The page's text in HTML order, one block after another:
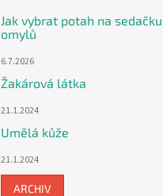
Jak vybrat potah na
omylů
6.7.2026
Žakárová látka
21.1.2024
Umělá kůže
21.1.2024
ARCHIV